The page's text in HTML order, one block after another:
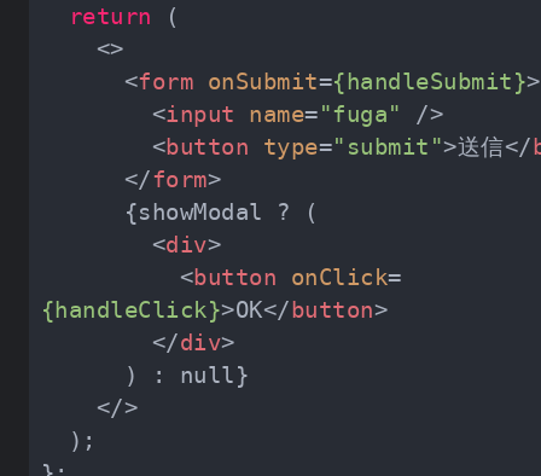
return
<>
<form onSubmit={handleSubmit}>
<input name="fuga"
/>
<button type="submit">送信</
</form>
<div>
<button onClick=
{handleClick}>OK</button>
</div>
</>